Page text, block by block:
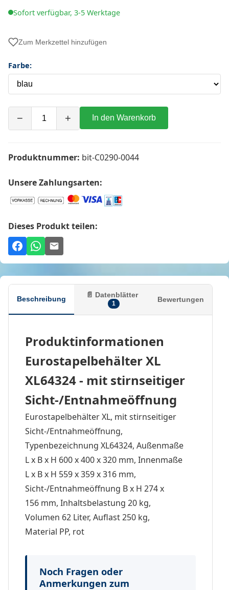
Sofort verfügbar, 3-5 Werktage
Zum Merkzettel hinzufügen
Farbe:
− + In den Warenkorb
Produktnummer: bit-C0290-0044
Unsere Zahlungsarten:
Dieses Produkt teilen:
Beschreibung
📄 Datenblätter
1 Bewertungen
Produktinformationen
Eurostapelbehälter XL
XL64324 - mit stirnseitiger
Sicht-/Entnahmeöffnung
Eurostapelbehälter XL, mit stirnseitiger
Sicht-/Entnahmeöffnung,
Typenbezeichnung XL64324, Außenmaße
L x B x H 600 x 400 x 320 mm, Innenmaße
L x B x H 559 x 359 x 316 mm,
Sicht-/Entnahmeöffnung B x H 274 x
156 mm, Inhaltsbelastung 20 kg,
Volumen 62 Liter, Auflast 250 kg,
Material PP, rot
Noch Fragen oder
Anmerkungen zum